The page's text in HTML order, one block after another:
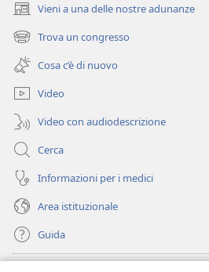
Vieni a una delle nostre adunanze
(apre
una
nuova
finestra)
Trova un congresso
(apre
una
nuova
finestra)
Cosa c’è di nuovo
Video
Video con audiodescrizione
Cerca
Informazioni per i medici
Area istituzionale
Guida